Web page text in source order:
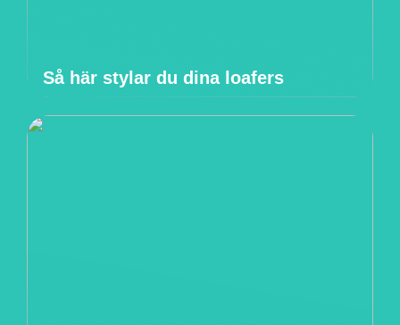
Så här stylar du dina loafers